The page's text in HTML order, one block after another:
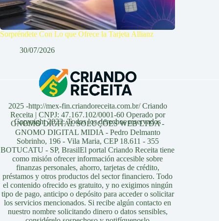
Sorpréndete Con Lo que Ofrece la Tarjeta Allianz
30/07/2026
Copyright 2022. Todos los derechos reservados
2025 -http://mex-fin.criandoreceita.com.br/ Criando
Receita | CNPJ: 47.167.102/0001-60 Operado por
GNOMO DIGITAL SOLUÇÕES WEB LTDA -
GNOMO DIGITAL MIDIA - Pedro Delmanto
Sobrinho, 196 - Vila Maria, CEP 18.611 - 355
BOTUCATU - SP, BrasilEl portal Criando Receita tiene
como misión ofrecer información accesible sobre
finanzas personales, ahorro, tarjetas de crédito,
préstamos y otros productos del sector financiero. Todo
el contenido ofrecido es gratuito, y no exigimos ningún
tipo de pago, anticipo o depósito para acceder o solicitar
los servicios mencionados. Si recibe algún contacto en
nuestro nombre solicitando dinero o datos sensibles,